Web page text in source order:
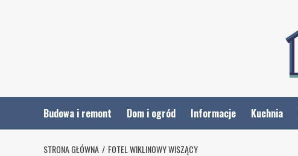
Budowa i remont Dom i ogród Informacje Kuchnia
STRONA GŁÓWNA FOTEL WIKLINOWY WISZĄCY